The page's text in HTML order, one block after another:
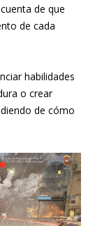
de que
de cada
habilidades
o crear
de cómo